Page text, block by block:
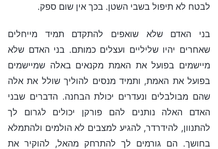
לבטח לא תיפול בשבי השטן. בכך אין שום ספק.
בני האדם שלא שואפים להתקדם תמיד מייחלים
שאחרים יהיו שליליים ועצלים כמותם. בני האדם שלא
מיישמים בפועל את האמת מקנאים באלה שמיישמים
בפועל את האמת, ותמיד מנסים להוליך שולל את אלה
שהם מבולבלים ונעדרים יכולת הבחנה. הדברים שבני
האדם האלה נותנים להם פורקן יכולים לגרום לך
להתנוון, להידרדר, להגיע למצבים לא הולמים ולהתמלא
בחושך. הם גורמים לך להתרחק מהאל, להוקיר את